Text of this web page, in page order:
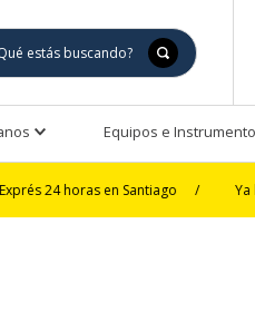
Equipos e
en Santiago Ya llegó Club